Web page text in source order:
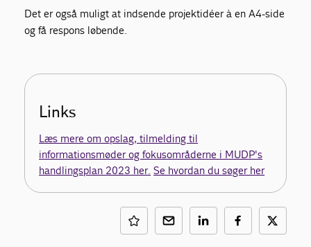
Det er også muligt at indsende projektidéer à en A4-side
og få respons løbende.
Links
Læs mere om opslag, tilmelding til
informationsmøder og fokusområderne i MUDP's
handlingsplan 2023 her. Se hvordan du søger her